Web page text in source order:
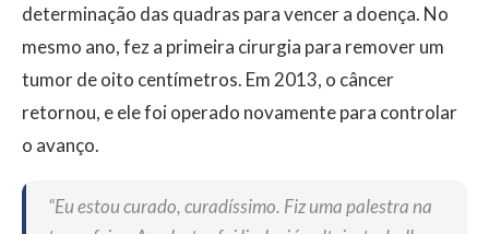
determinação das quadras para vencer a doença. No
mesmo ano, fez a primeira cirurgia para remover um
tumor de oito centímetros. Em 2013, o câncer
retornou, e ele foi operado novamente para controlar
o avanço.
“Eu estou curado, curadíssimo. Fiz uma palestra na